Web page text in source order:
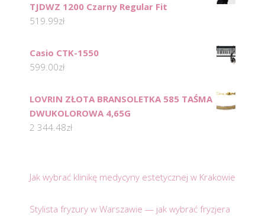
TJDWZ 1200 Czarny Regular Fit
519.99zł
Casio CTK-1550
599.00zł
LOVRIN ZŁOTA BRANSOLETKA 585 TAŚMA
DWUKOLOROWA 4,65G
2 344.48zł
Jak wybrać klinikę medycyny estetycznej w Krakowie
Stylista fryzury w Warszawie — jak wybrać fryzjera